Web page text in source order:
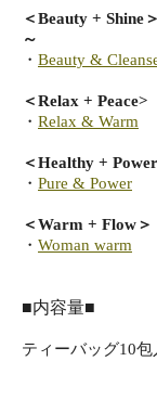
＜Beauty +
～
・ Beauty &
＜Relax +
・ Relax & Warm
＜Healthy +
・ Pure & Power
＜Warm + Flow
・ Woman warm
■内容量■
ティーバッグ10包